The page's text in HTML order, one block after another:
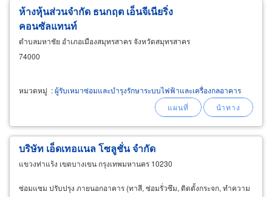
ห้างหุ้นส่วนจำกัด​ ธนกฤต​ เอ็นจีเนียริ่ง​
คอนซัลแทนท์
ตำบลมหาชัย อำเภอเมืองสมุทรสาคร จังหวัดสมุทรสาคร
74000
หมวดหมู่ :ผู้รับเหมาซ่อมและบำรุงรักษาระบบไฟฟ้าและเครื่องกลอาคาร
บริษัท เอ็ดเทอแนล โซลูชั่น จำกัด
แขวงท่าแร้ง เขตบางเขน กรุงเทพมหานคร 10230
ซ่อมแซม ปรับปรุง ภายนอกอาคาร (ทาสี, ซ่อมรั่วซึม, ติดตั้งกระจก, ทำความ